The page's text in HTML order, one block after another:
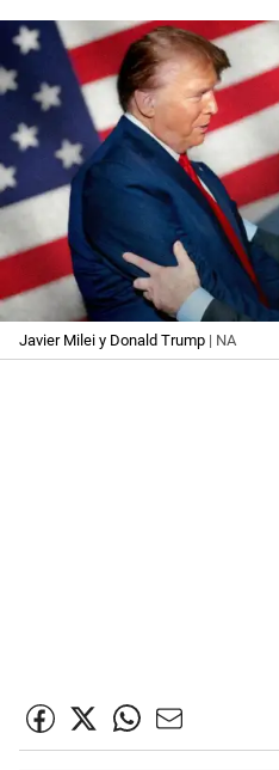
Javier Milei y Donald Trump | NA